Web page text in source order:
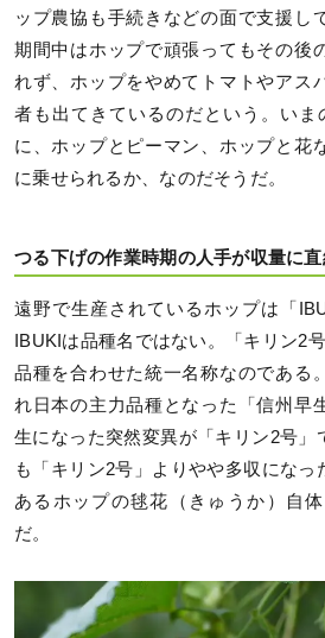
ップ農協も手続きなどの面で支援し
期間中はホップで頑張ってもその後
れず、ホップをやめてトマトやアス
者も出てきているのだという。いま
に、ホップとピーマン、ホップと花
に乗せられるか、なのだそうだ。
つる下げの作業時期の人手が収量に
遠野で生産されているホップは「
IBUKIは品種名ではない。「キリン2
品種を合わせた統一名称なのである
れ日本の主力品種となった「信州早
生になった突然変異が「キリン2号」
も「キリン2号」よりやや多収になっ
あるホップの毬花（きゅうか）自
だ。